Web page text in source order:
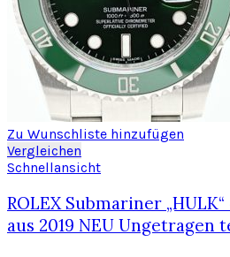
Zu Wunschliste hinzufügen
Vergleichen
Schnellansicht
ROLEX Submariner „HULK“
aus 2019 NEU Ungetragen